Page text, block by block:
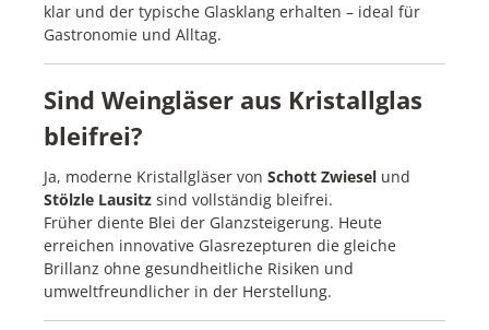
klar und der typische Glasklang erhalten – ideal für
Gastronomie und Alltag.
Sind Weingläser aus Kristallglas
bleifrei?
Ja, moderne Kristallgläser von Schott Zwiesel und
Stölzle Lausitz sind vollständig bleifrei.
Früher diente Blei der Glanzsteigerung. Heute
erreichen innovative Glasrezepturen die gleiche
Brillanz ohne gesundheitliche Risiken und
umweltfreundlicher in der Herstellung.